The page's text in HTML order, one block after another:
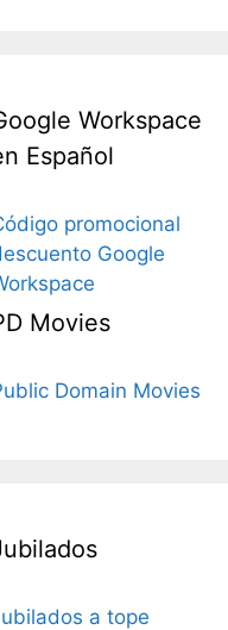
Workspace
Español
promocional
Google
Movies
Domain Movies
a tope